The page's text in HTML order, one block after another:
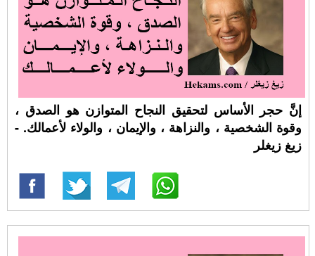
إنَّ حجر الأساس لتحقيق النجاح المتوازن هو الصدق ،
وقوة الشخصية ، والنزاهة ، والإيمان ، والولاء لأعمالك. -
زيغ زيغلر